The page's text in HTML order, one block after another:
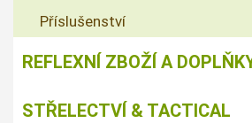
Příslušenství
REFLEXNÍ ZBOŽÍ A
STŘELECTVÍ & TACTICAL